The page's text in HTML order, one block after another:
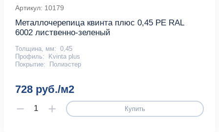
Артикул: 10179
Металлочерепица квинта плюс 0,45 PE RAL
6002 лиственно-зеленый
Толщина, мм: 0,45
Профиль:
Kvinta plus
Покрытие:
Полиэстер
728 руб./м2
Купить